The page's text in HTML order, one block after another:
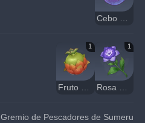
1 1
Gremio de Pescadores de Sumeru